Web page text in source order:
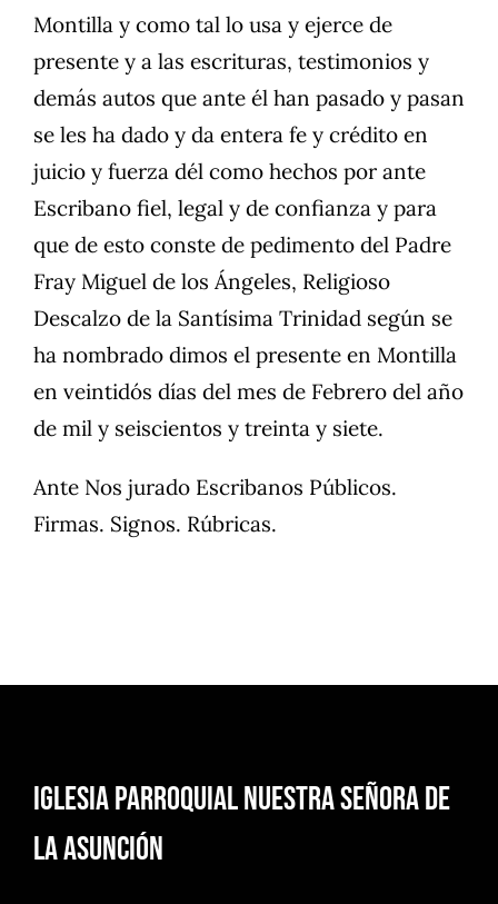
Montilla y como tal lo usa y ejerce de
presente y a las escrituras, testimonios y
demás autos que ante él han pasado y pasan
se les ha dado y da entera fe y crédito en
juicio y fuerza dél como hechos por ante
Escribano fiel, legal y de confianza y para
que de esto conste de pedimento del Padre
Fray Miguel de los Ángeles, Religioso
Descalzo de la Santísima Trinidad según se
ha nombrado dimos el presente en Montilla
en veintidós días del mes de Febrero del año
de mil y seiscientos y treinta y siete.
Ante Nos jurado Escribanos Públicos.
Firmas. Signos. Rúbricas.
Iglesia Parroquial Nuestra Señora de
la Asunción